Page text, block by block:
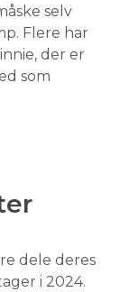
selv
Flere har
der er
som
dele deres
i 2024.